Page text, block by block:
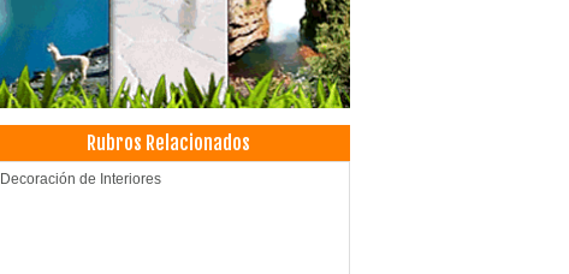
Rubros Relacionados
Decoración de Interiores